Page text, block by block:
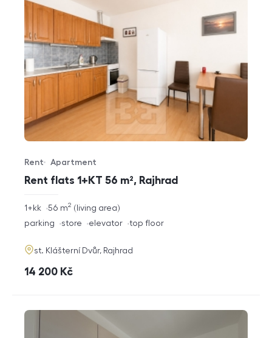
Rent flats 1+KT 56 m², Rajhrad
Offer type
Rent
Property type
Apartment
rozměry
disposition
1+kk living area
56 m2
funkce
parking store elevator top floor
adresa
st. Klášterní Dvůr, Rajhrad
cena
14 200 Kč